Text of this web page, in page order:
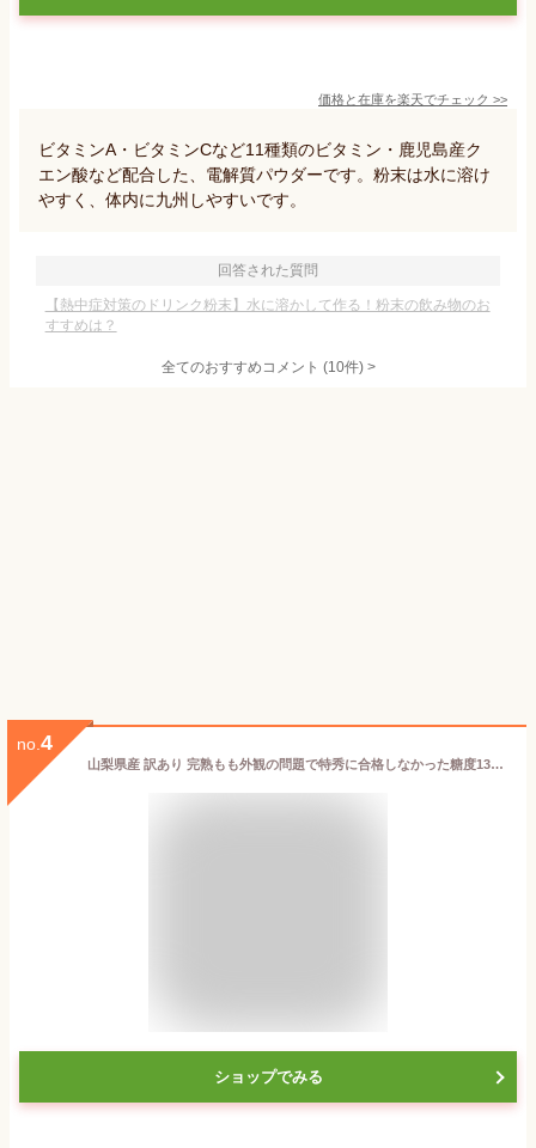
価格と在庫を楽天でチェック >>
ビタミンA・ビタミンCなど11種類のビタミン・鹿児島産ク
エン酸など配合した、電解質パウダーです。粉末は水に溶け
やすく、体内に九州しやすいです。
回答された質問
【熱中症対策のドリンク粉末】水に溶かして作る！粉末の飲み物のお
すすめは？
全てのおすすめコメント (10件) >
no. 4
山梨県産 訳あり 完熟もも外観の問題で特秀に合格しなかった糖度13度以上保障の訳あり完熟ももお中元 送料無料 夏 ギフト 桃 フルーツ北海道、沖縄、一部離島は別途1,000円
ショップでみる